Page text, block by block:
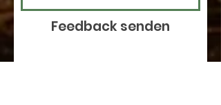
Feedback senden